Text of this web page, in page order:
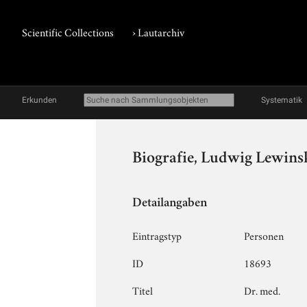
Scientific Collections ›Lautarchiv
Erkunden Systematik
Biografie, Ludwig
Detailangaben
Eintragstyp
Personen
ID
18693
Titel
Dr. med.